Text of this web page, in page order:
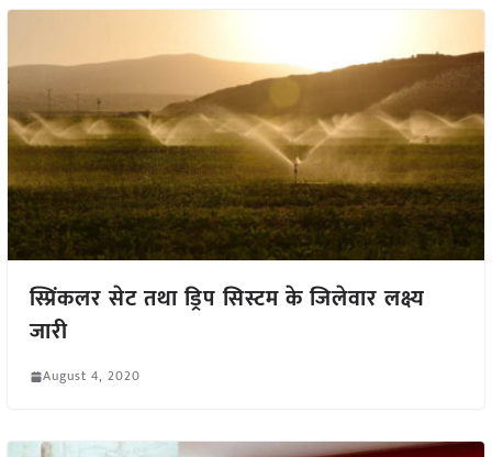
स्प्रिंकलर सेट तथा ड्रिप सिस्टम के जिलेवार लक्ष्य
जारी
August 4, 2020